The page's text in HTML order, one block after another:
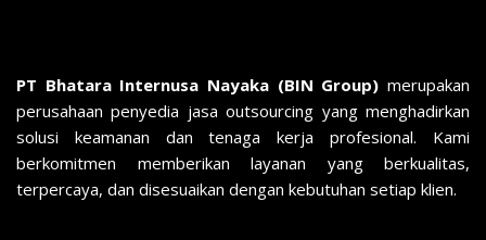
PT Bhatara Internusa Nayaka (BIN Group) merupakan
perusahaan penyedia jasa outsourcing yang menghadirkan
solusi keamanan dan tenaga kerja profesional. Kami
berkomitmen memberikan layanan yang berkualitas,
terpercaya, dan disesuaikan dengan kebutuhan setiap klien.